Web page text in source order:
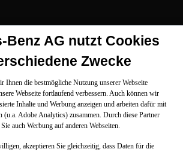
Benz AG nutzt Cookies
Zwecke
Ihnen die bestmögliche Nutzung unserer Webseite
Webseite fortlaufend verbessern. Auch können wir
Inhalte und Werbung anzeigen und arbeiten dafür mit
(u.a. Adobe Analytics) zusammen. Durch diese Partner
auch Werbung auf anderen Webseiten.
akzeptieren Sie gleichzeitig, dass Daten für die